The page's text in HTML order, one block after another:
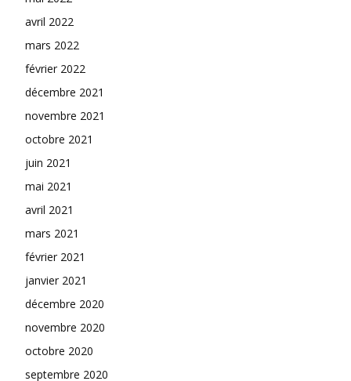
avril 2022
mars 2022
février 2022
décembre 2021
novembre 2021
octobre 2021
juin 2021
mai 2021
avril 2021
mars 2021
février 2021
janvier 2021
décembre 2020
novembre 2020
octobre 2020
septembre 2020